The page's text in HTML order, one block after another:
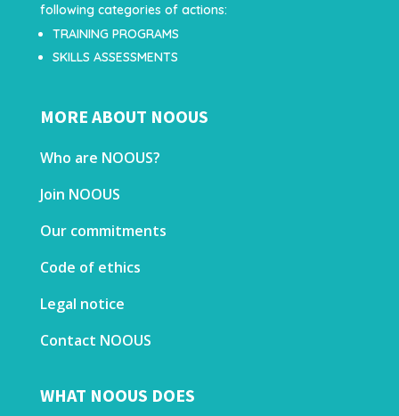
following categories of actions:
TRAINING PROGRAMS
SKILLS ASSESSMENTS
MORE ABOUT NOOUS
Who are NOOUS?
Join NOOUS
Our commitments
Code of ethics
Legal notice
Contact NOOUS
WHAT NOOUS DOES